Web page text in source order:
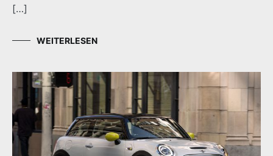
[…]
WEITERLESEN